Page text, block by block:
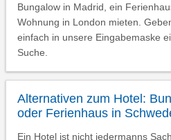
Bungalow in Madrid, ein
Wohnung in London mieten.
einfach in unsere Eingabemaske
Suche.
Alternativen zum Hotel:
oder Ferienhaus in
Ein Hotel ist nicht jedermanns